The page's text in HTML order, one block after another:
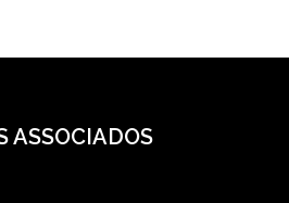
ASSOCIADOS